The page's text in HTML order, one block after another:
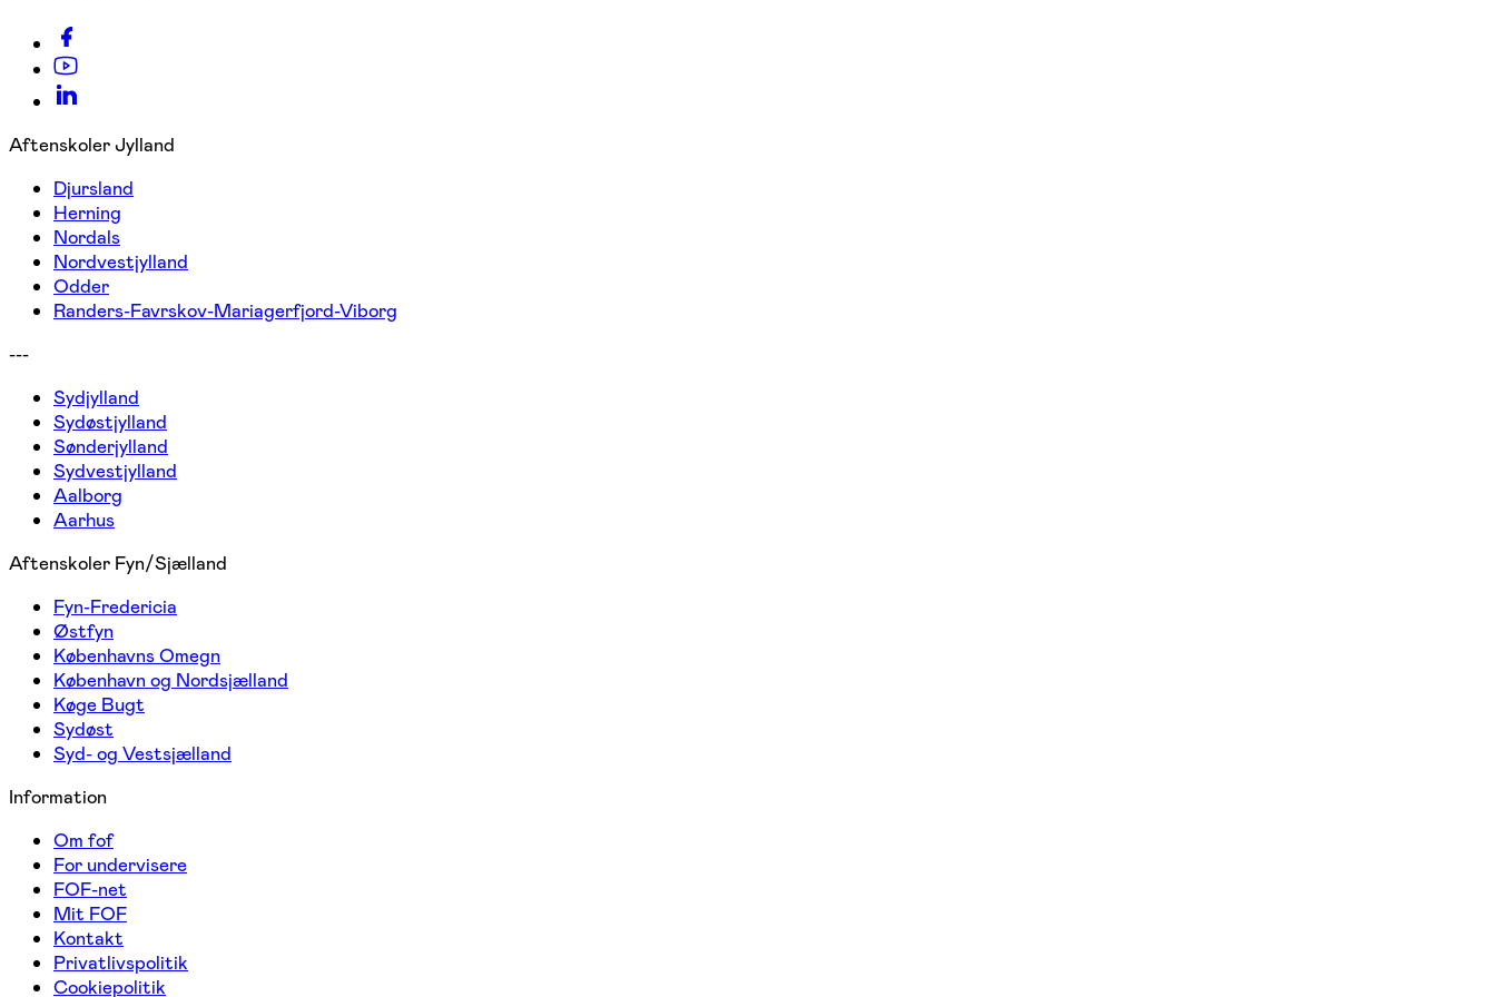
Aftenskoler Jylland
Djursland
Herning
Nordals
Nordvestjylland
Odder
Randers-Favrskov-Mariagerfjord-Viborg
---
Sydjylland
Sydøstjylland
Sønderjylland
Sydvestjylland
Aalborg
Aarhus
Aftenskoler Fyn/Sjælland
Fyn-Fredericia
Østfyn
Københavns Omegn
København og Nordsjælland
Køge Bugt
Sydøst
Syd- og Vestsjælland
Information
Om fof
For undervisere
FOF-net
Mit FOF
Kontakt
Privatlivspolitik
Cookiepolitik